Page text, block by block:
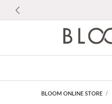
BLOOM ONLINE STORE